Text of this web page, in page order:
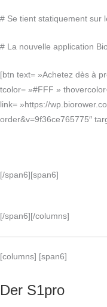
# Se tient statiquement sur
# La nouvelle application
[btn text= »Achetez dès à
tcolor= »#FFF »
link= »https://
order&v=9f36ce765775″
[/span6][span6]
[/span6][/columns]
[columns] [span6]
Der S1pro